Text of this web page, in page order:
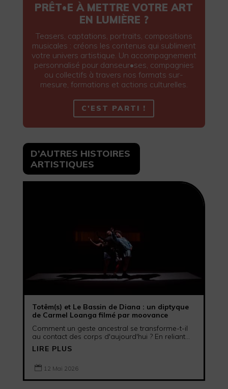
PRÊT•E À METTRE VOTRE ART
EN LUMIÈRE ?
Teasers, captations, portraits, compositions
musicales : créons les contenus qui subliment
votre univers artistique. Un accompagnement
personnalisé pour danseur•ses, compagnies
ou collectifs à travers nos formats sur-
mesure, formations et actions culturelles.
C'EST PARTI !
D’AUTRES HISTOIRES
ARTISTIQUES
Totêm(s) et Le Bassin de Diana : un diptyque
de Carmel Loanga filmé par moovance
Comment un geste ancestral se transforme-t-il
au contact des corps d'aujourd'hui ? En reliant...
LIRE PLUS
 12 Mai 2026